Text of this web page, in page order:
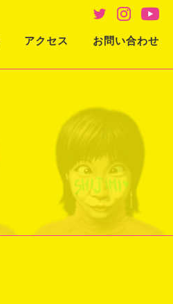
アクセス お問い合わせ